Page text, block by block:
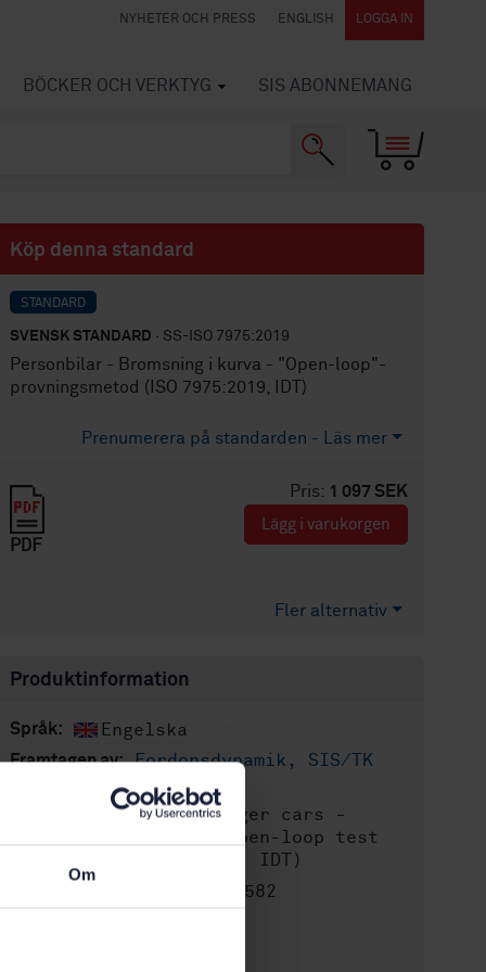
Om
NYHETER OCH PRESS ENGLISH LOGGA IN
BÖCKER OCH VERKTYG SIS ABONNEMANG
Köp denna standard
STANDARD
SVENSK STANDARD · SS-ISO 7975:2019
Personbilar - Bromsning i kurva - "Open-loop"-
provningsmetod (ISO 7975:2019, IDT)
Prenumerera på standarden - Läs mer
Pris: 1 097 SEK
PDF
Lägg i varukorgen
Fler alternativ
Produktinformation
Språk: Engelska
Framtagen av:
Fordonsdynamik, SIS/TK
Internationell titel:Passenger cars -
Braking in a turn - Open-loop test
method (ISO 7975:2019, IDT)
STD-80011582